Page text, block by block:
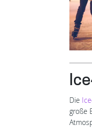
Die
große